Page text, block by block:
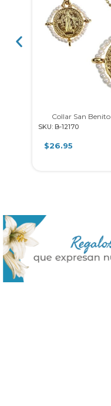
Collar San Benito
SKU: B-12170
$26.95